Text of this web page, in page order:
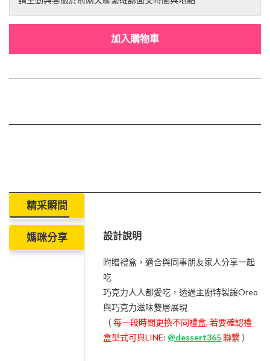
加入購物車
精采瞬間
媽咪分享 設計說明
附贈禮盒，適合與同事朋友家人分享一起
吃
巧克力人人都愛吃，透過主廚特製讓Oreo
與巧克力滋味雙層展現
（ 每一段時間更換不同禮盒, 若要確認禮
盒型式可與LINE: @dessert365聯繫 ）